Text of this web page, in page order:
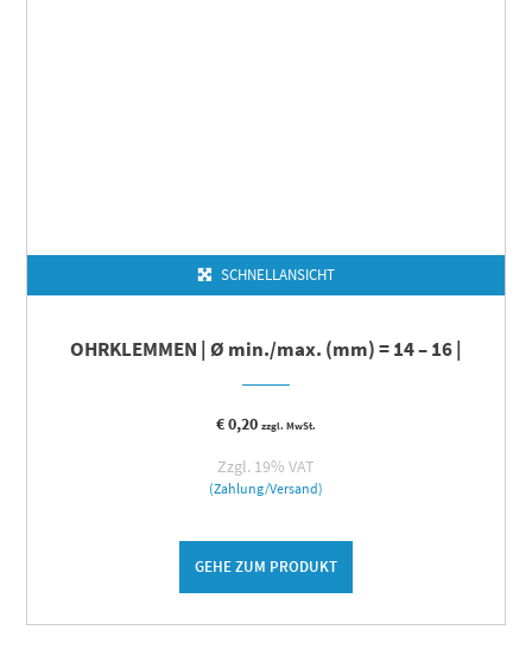
SCHNELLANSICHT
OHRKLEMMEN | Ø min./max. (mm) = 14 – 16 |
€0,20 zzgl. MwSt.
Zzgl. 19% VAT
(Zahlung/Versand)
GEHE ZUM PRODUKT